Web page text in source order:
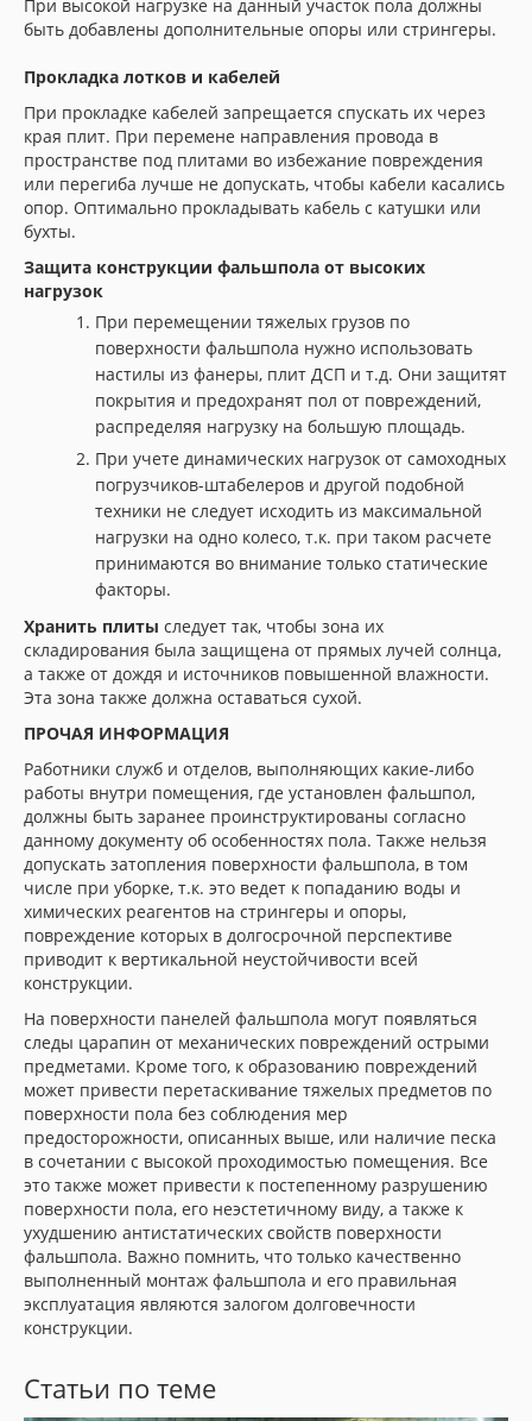
При высокой нагрузке на данный участок пола должны
быть добавлены дополнительные опоры или стрингеры.
Прокладка лотков и кабелей
При прокладке кабелей запрещается спускать их через
края плит. При перемене направления провода в
пространстве под плитами во избежание повреждения
или перегиба лучше не допускать, чтобы кабели касались
опор. Оптимально прокладывать кабель с катушки или
бухты.
Защита конструкции фальшпола от высоких
нагрузок
При перемещении тяжелых грузов по
поверхности фальшпола нужно использовать
настилы из фанеры, плит ДСП и т.д. Они защитят
покрытия и предохранят пол от повреждений,
распределяя нагрузку на большую площадь.
При учете динамических нагрузок от самоходных
погрузчиков-штабелеров и другой подобной
техники не следует исходить из максимальной
нагрузки на одно колесо, т.к. при таком расчете
принимаются во внимание только статические
факторы.
Хранить плиты следует так, чтобы зона их
складирования была защищена от прямых лучей солнца,
а также от дождя и источников повышенной влажности.
Эта зона также должна оставаться сухой.
ПРОЧАЯ ИНФОРМАЦИЯ
Работники служб и отделов, выполняющих какие-либо
работы внутри помещения, где установлен фальшпол,
должны быть заранее проинструктированы согласно
данному документу об особенностях пола. Также нельзя
допускать затопления поверхности фальшпола, в том
числе при уборке, т.к. это ведет к попаданию воды и
химических реагентов на стрингеры и опоры,
повреждение которых в долгосрочной перспективе
приводит к вертикальной неустойчивости всей
конструкции.
На поверхности панелей фальшпола могут появляться
следы царапин от механических повреждений острыми
предметами. Кроме того, к образованию повреждений
может привести перетаскивание тяжелых предметов по
поверхности пола без соблюдения мер
предосторожности, описанных выше, или наличие песка
в сочетании с высокой проходимостью помещения. Все
это также может привести к постепенному разрушению
поверхности пола, его неэстетичному виду, а также к
ухудшению антистатических свойств поверхности
фальшпола. Важно помнить, что только качественно
выполненный монтаж фальшпола и его правильная
эксплуатация являются залогом долговечности
конструкции.
Статьи по теме